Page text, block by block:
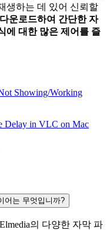
생하는 데 있어 신뢰할
운로드하여 간단한 자
에 대한 많은 제어를 즐
Showing/Working
Delay in VLC on Mac
어는 무엇입니까?
의 다양한 자막 파